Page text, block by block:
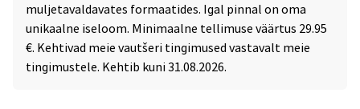
muljetavaldavates formaatides. Igal pinnal on oma
unikaalne iseloom. Minimaalne tellimuse väärtus 29.95
€. Kehtivad meie vautšeri tingimused vastavalt meie
tingimustele. Kehtib kuni 31.08.2026.